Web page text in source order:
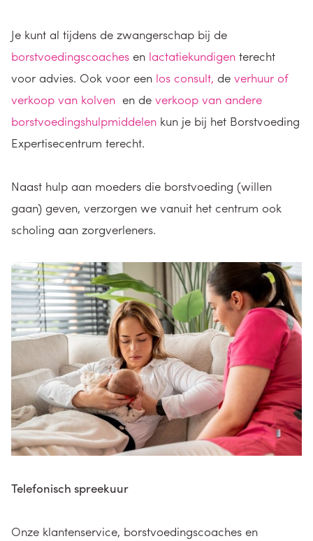
Je kunt al tijdens de zwangerschap bij de
borstvoedingscoaches en lactatiekundigen terecht
voor advies. Ook voor een los consult, de verhuur of
verkoop van kolven en de verkoop van andere
borstvoedingshulpmiddelen kun je bij het Borstvoeding
Expertisecentrum terecht.
Naast hulp aan moeders die borstvoeding (willen
gaan) geven, verzorgen we vanuit het centrum ook
scholing aan zorgverleners.
Telefonisch spreekuur
Onze klantenservice, borstvoedingscoaches en